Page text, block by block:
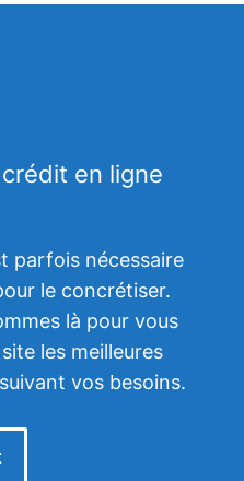
en ligne
parfois nécessaire
le concrétiser.
là pour vous
les meilleures
vos besoins.